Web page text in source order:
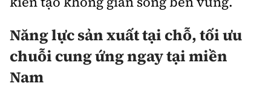
Năng lực sản xuất tại chỗ, tối ưu
chuỗi cung ứng ngay tại miền
Nam